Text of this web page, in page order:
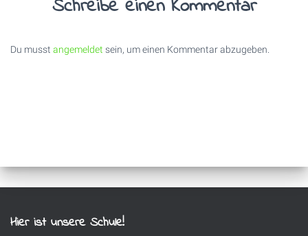
Schreibe einen Kommentar
Du musst angemeldet sein, um einen Kommentar abzugeben.
Hier ist unsere Schule!